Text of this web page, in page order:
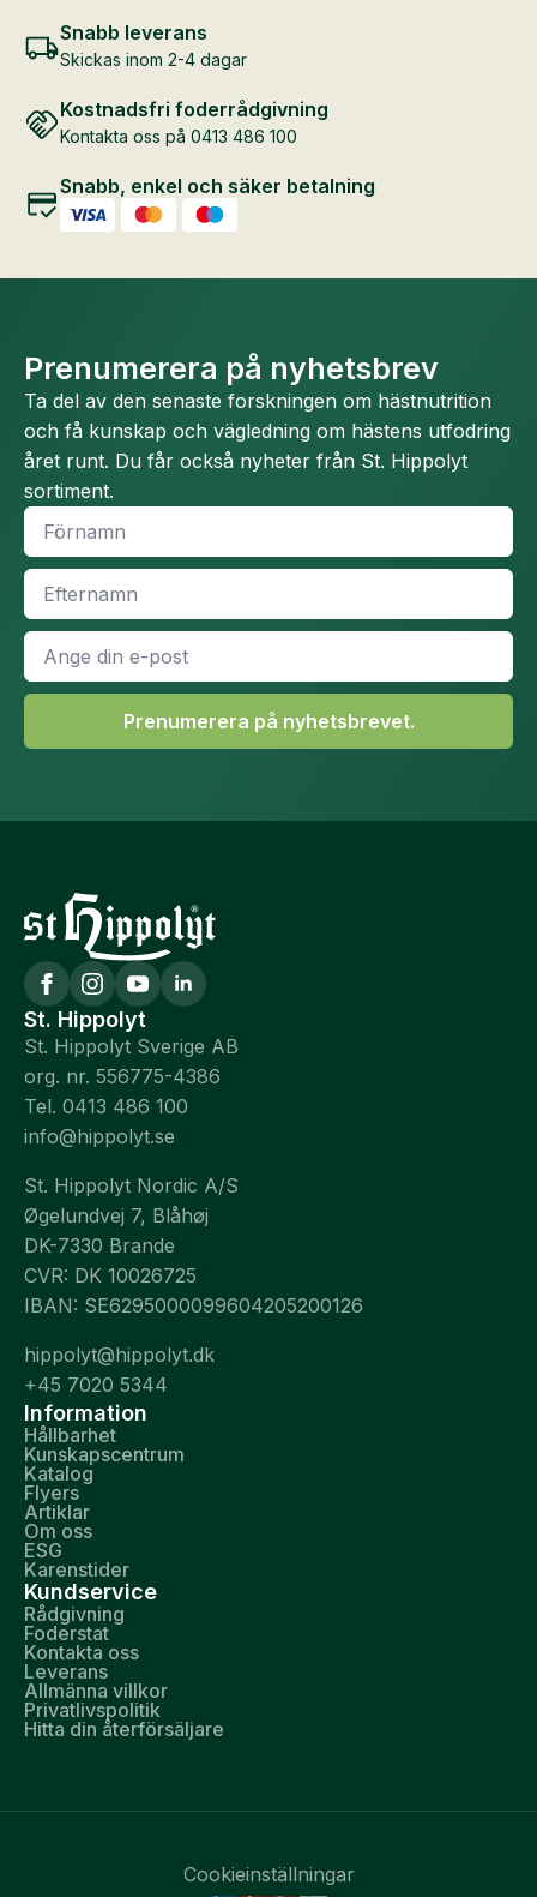
Snabb leverans
Skickas inom 2-4 dagar
Kostnadsfri foderrådgivning
Kontakta oss på 0413 486 100
Snabb, enkel och säker betalning
Prenumerera på nyhetsbrev
Ta del av den senaste forskningen om hästnutrition
och få kunskap och vägledning om hästens utfodring
året runt. Du får också nyheter från St. Hippolyt
sortiment.
Namn
Efternamn
E-
post
*
Prenumerera på nyhetsbrevet.
St. Hippolyt
St. Hippolyt Sverige AB
org. nr. 556775-4386
Tel. 0413 486 100
info@hippolyt.se
St. Hippolyt Nordic A/S
Øgelundvej 7, Blåhøj
DK-7330 Brande
CVR: DK 10026725
IBAN: SE6295000099604205200126
hippolyt@hippolyt.dk
+45 7020 5344
Information
Hållbarhet
Kunskapscentrum
Katalog
Flyers
Artiklar
Om oss
ESG
Karenstider
Kundservice
Rådgivning
Foderstat
Kontakta oss
Leverans
Allmänna villkor
Privatlivspolitik
Hitta din återförsäljare
Cookieinställningar